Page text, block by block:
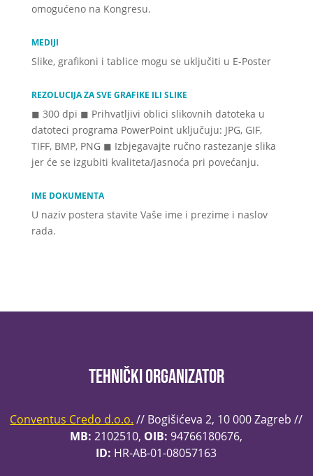
omogućeno na Kongresu.
MEDIJI
Slike, grafikoni i tablice mogu se uključiti u E-Poster
REZOLUCIJA ZA SVE GRAFIKE ILI SLIKE
◼ 300 dpi ◼ Prihvatljivi oblici slikovnih datoteka u
datoteci programa PowerPoint uključuju: JPG, GIF,
TIFF, BMP, PNG ◼ Izbjegavajte ručno rastezanje slika
jer će se izgubiti kvaliteta/jasnoća pri povećanju.
IME DOKUMENTA
U naziv postera stavite Vaše ime i prezime i naslov
rada.
Tehnički organizator
Conventus Credo d.o.o. // Bogišićeva 2, 10 000 Zagreb //
MB: 2102510, OIB: 94766180676,
ID: HR-AB-01-08057163